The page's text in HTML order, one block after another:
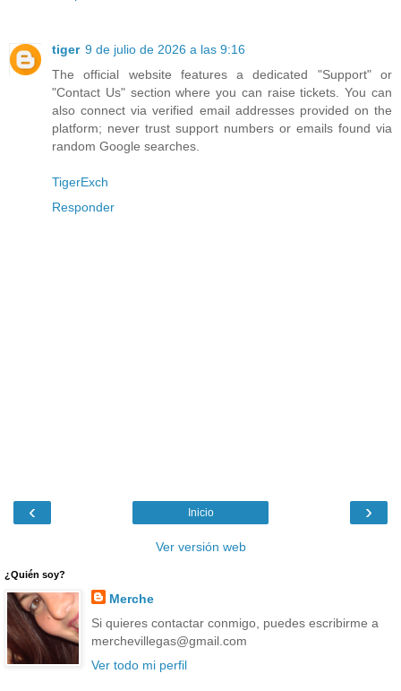
tiger 9 de julio de 2026 a las 9:16
The official website features a dedicated "Support" or
"Contact Us" section where you can raise tickets. You can
also connect via verified email addresses provided on the
platform; never trust support numbers or emails found via
random Google searches.
TigerExch
Responder
‹ ›
Inicio
Ver versión web
¿Quién soy?
Merche
Si quieres contactar conmigo, puedes escribirme a
merchevillegas@gmail.com
Ver todo mi perfil